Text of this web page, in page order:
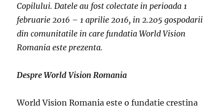
Copilului. Datele au fost colectate in perioada 1
februarie 2016 – 1 aprilie 2016, in 2.205 gospodarii
din comunitatile in care fundatia World Vision
Romania este prezenta.
Despre World Vision Romania
World Vision Romania este o fundatie crestina